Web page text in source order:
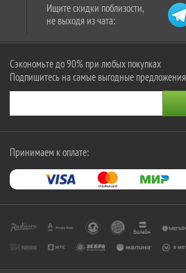
Ищите скидки поблизости,
не выходя из чата:
Сэкономьте до 90% при любых покупках
Подпишитесь на самые выгодные предложения
Принимаем к оплате: